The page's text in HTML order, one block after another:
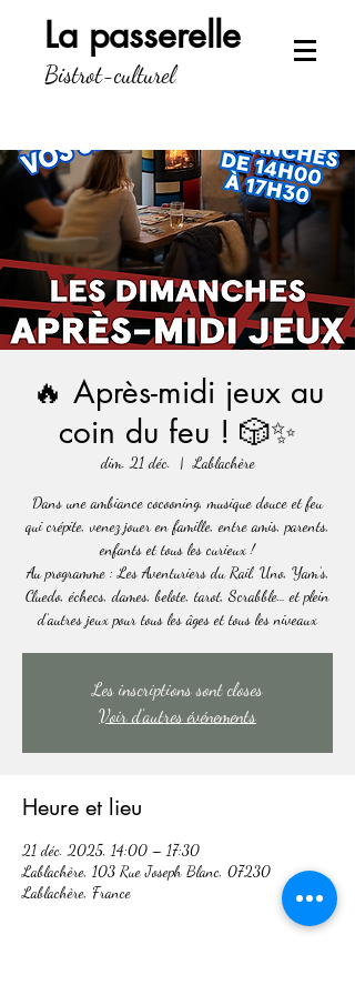
La passerelle
Bistrot-culturel
🔥 Après-midi jeux au
coin du feu ! 🎲✨
dim. 21 déc.
  |
Lablachère
Dans une ambiance cocooning, musique douce et feu
qui crépite, venez jouer en famille, entre amis, parents,
enfants et tous les curieux !
Au programme : Les Aventuriers du Rail, Uno, Yam’s,
Cluedo, échecs, dames, belote, tarot, Scrabble… et plein
d’autres jeux pour tous les âges et tous les niveaux
Les inscriptions sont closes
Voir d'autres événements
Heure et lieu
21 déc. 2025, 14:00 – 17:30
Lablachère, 103 Rue Joseph Blanc, 07230
Lablachère, France